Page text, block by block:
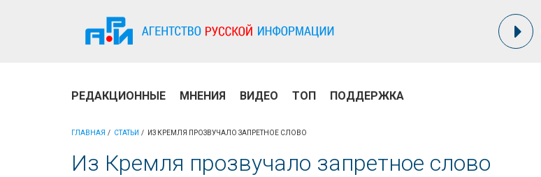
РЕДАКЦИОННЫЕ МНЕНИЯ ВИДЕО ТОП ПОДДЕРЖКА
ГЛАВНАЯ СТАТЬИ ИЗ КРЕМЛЯ ПРОЗВУЧАЛО ЗАПРЕТНОЕ СЛОВО
Из Кремля прозвучало запретное слово